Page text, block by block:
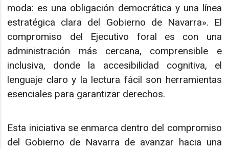
moda: es una obligación democrática y una línea
estratégica clara del Gobierno de Navarra». El
compromiso del Ejecutivo foral es con una
administración más cercana, comprensible e
inclusiva, donde la accesibilidad cognitiva, el
lenguaje claro y la lectura fácil son herramientas
esenciales para garantizar derechos.
Esta iniciativa se enmarca dentro del compromiso
del Gobierno de Navarra de avanzar hacia una